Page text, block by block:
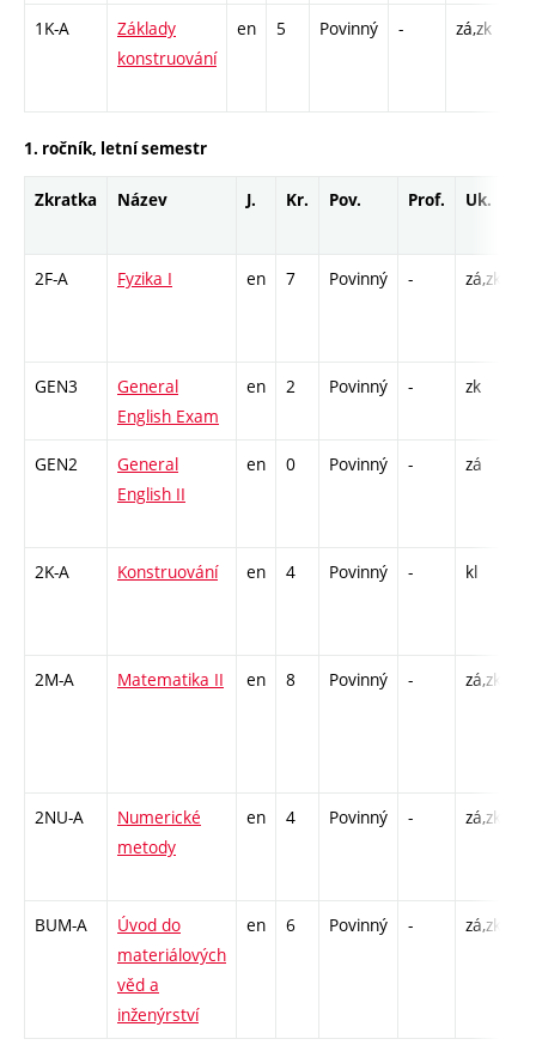
1K-A
Základy
konstruování
en 5 Povinný - zá,zk
1. ročník, letní semestr
Zkratka Název J. Kr. Pov. Prof. Uk.
2F-A Fyzika I en 7 Povinný - zá,zk
GEN3
General
English Exam
en 2 Povinný - zk
GEN2
General
English II
en 0 Povinný - zá
2K-A Konstruování en 4 Povinný - kl
2M-A Matematika II en 8 Povinný - zá,zk
2NU-A
Numerické
metody
en 4 Povinný - zá,zk
BUM-A
Úvod do
materiálových
věd a
inženýrství
en 6 Povinný - zá,zk